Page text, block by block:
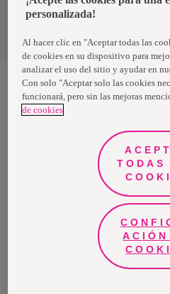
Política de
Nosotras, una marca de Essity -
higiene y salud. Cada día, mil
propósito es romper barreras por el
consumidores, pacientes,
general. Vendemos en
principales marcas globales TENA y
como Actimove, Cutimed, JOBST,
Lotus, Modibodi, Nosotras, Saba,
2024, Essity tuvo ventas de
euros y empleó a 36,000 personas.
ubicada en Estocolmo, Suecia, y
Más información en
personalizada!
Al hacer clic en "Aceptar todas las
de cookies en su dispositivo para
analizar el uso del sitio y ayudar en
Con solo "Aceptar solo las cookies
funcionará, pero sin las mejoras
de cookies
TODAS
ACIÓN